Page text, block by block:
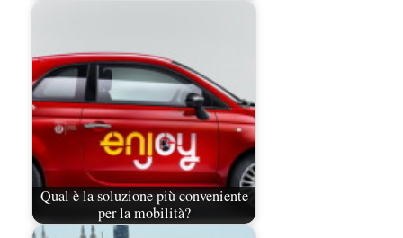
Qual è la soluzione più conveniente
per la mobilità?